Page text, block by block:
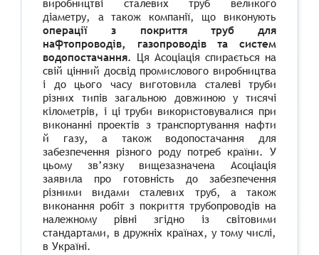
виробництві сталевих труб великого
діаметру, а також компанії, що виконують
операції з покриття труб для
нафтопроводів, газопроводів та систем
водопостачання. Ця Асоціація спирається на
свій цінний досвід промислового виробництва
і до цього часу виготовила сталеві труби
різних типів загальною довжиною у тисячі
кілометрів, і ці труби використовувалися при
виконанні проектів з транспортування нафти
й газу, а також водопостачання для
забезпечення різного роду потреб країни. У
цьому зв’язку вищезазначена Асоціація
заявила про готовність до забезпечення
різними видами сталевих труб, а також
виконання робіт з покриття трубопроводів на
належному рівні згідно із світовими
стандартами, в дружніх країнах, у тому числі,
в Україні.